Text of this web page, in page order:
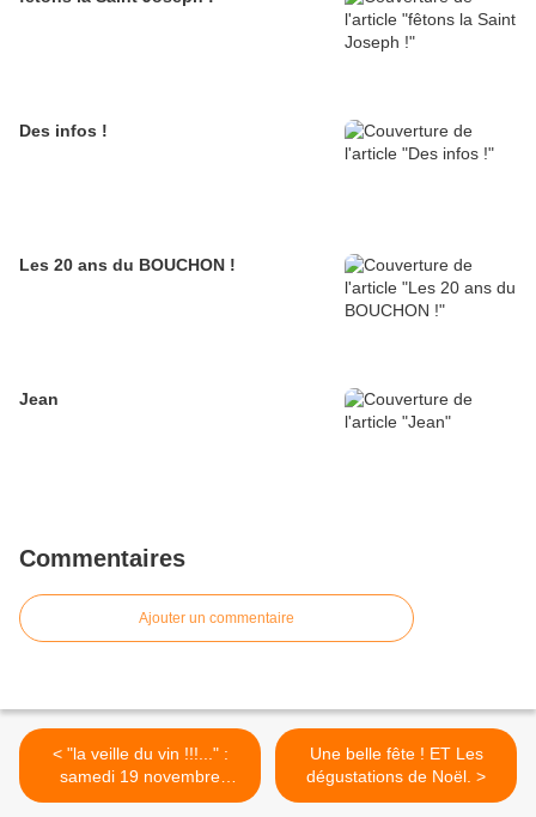
Des infos !
Les 20 ans du BOUCHON !
Jean
Commentaires
Ajouter un commentaire
< "la veille du vin !!!..." :
samedi 19 novembre
faisons la fête place de
Une belle fête ! ET Les
dégustations de Noël. >